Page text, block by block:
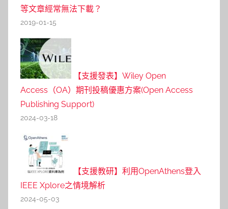
等文章經常無法下載？
2019-01-15
【支援發表】Wiley Open
Access（OA）期刊投稿優惠方案(Open Access
Publishing Support)
2024-03-18
【支援教研】利用OpenAthens登入
IEEE Xplore之情境解析
2024-05-03